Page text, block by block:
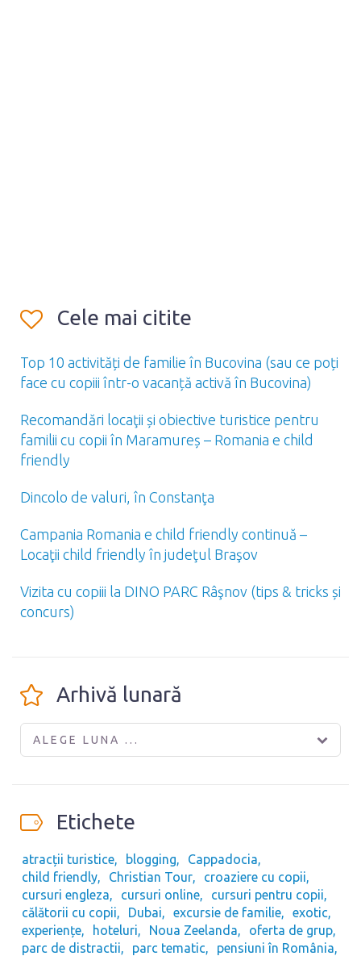
Cele mai citite
Top 10 activități de familie în Bucovina (sau ce poți
face cu copiii într-o vacanță activă în Bucovina)
Recomandări locaţii și obiective turistice pentru
familii cu copii în Maramureș – Romania e child
friendly
Dincolo de valuri, în Constanţa
Campania Romania e child friendly continuă –
Locaţii child friendly în judeţul Braşov
Vizita cu copiii la DINO PARC Râşnov (tips & tricks și
concurs)
Arhivă lunară
ALEGE LUNA ...
Etichete
atracții turistice blogging
Cappadocia
child friendly
Christian Tour
croaziere cu copii
cursuri engleza
cursuri online
cursuri pentru copii
călătorii cu copii
Dubai excursie de familie
exotic
experiențe
hoteluri Noua Zeelanda
oferta de grup
parc de distractii
parc tematic
pensiuni în România